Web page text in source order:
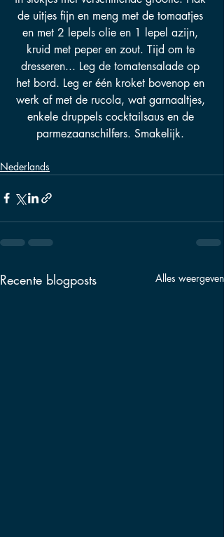
de uitjes fijn en meng met de tomaatjes
en met 2 lepels olie en 1 lepel azijn,
kruid met peper en zout. Tijd om te
dresseren... Leg de tomatensalade op
het bord. Leg er één kroket bovenop en
werk af met de rucola, wat garnaaltjes,
enkele druppels cocktailsaus en de
parmezaanschilfers. Smakelijk.
Nederlands
Recente blogposts Alles weergeven